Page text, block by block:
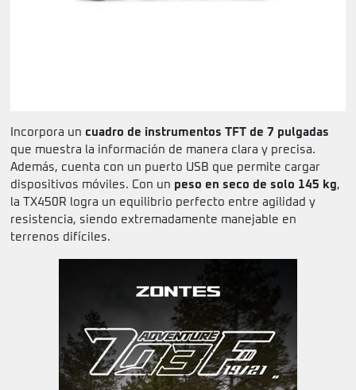
Incorpora un cuadro de instrumentos TFT de 7 pulgadas
que muestra la información de manera clara y precisa.
Además, cuenta con un puerto USB que permite cargar
dispositivos móviles. Con un peso en seco de solo 145 kg,
la TX450R logra un equilibrio perfecto entre agilidad y
resistencia, siendo extremadamente manejable en
terrenos difíciles.